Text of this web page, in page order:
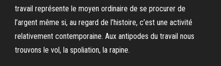
travail représente le moyen ordinaire de se procurer de
l’argent même si, au regard de l’histoire, c’est une activité
relativement contemporaine. Aux antipodes du travail nous
trouvons le vol, la spoliation, la rapine.